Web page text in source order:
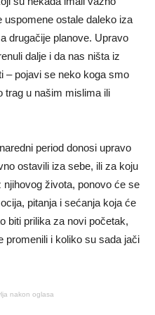
ostale daleko iza
drugačije planove. Upravo
dalje i da nas ništa iz
– pojavi se neko koga smo
trag u našim mislima ili
period donosi upravo
ostavili iza sebe, ili za koju
života, ponovo će se
pitanja i sećanja koja će
biti prilika za novi početak,
promenili i koliko su sada jači
nakon oglasa